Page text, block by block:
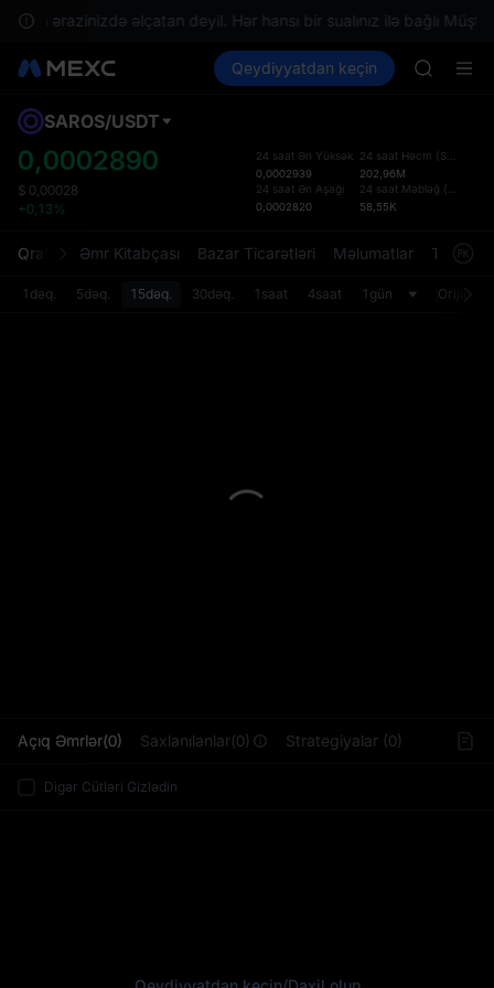
ərazinizdə əlçatan deyil. Hər hansı bir sualınız ilə bağlı
Bazarlar Spot Futures SPCX
Qeydiyyatdan keçin
SKYAI
AAOI
SKYAI
SAROS/USDT
0,0002890
$ 0,00028
+0,13%
24 saat Ən Yüksək
0,0002939
24 saat Ən Aşağı
0,0002820
24 saat Həcm (SAROS
202,96M
24 saat Məbləğ (
58,55K
Qrafik Əmr Kitabçası Bazar Ticarətləri Məlumatlar
1dəq. 5dəq. 15dəq. 30dəq. 1saat 4saat 1gün Orijinal
Açıq Əmrlər(0) Saxlanılanlar(0) Strategiyalar (0)
Digər Cütləri Gizlədin